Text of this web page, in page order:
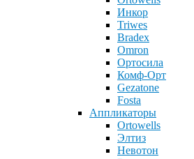
Инкор
Triwes
Bradex
Omron
Ортосила
Комф-Орт
Gezatone
Fosta
Аппликаторы
Ortowells
Элтиз
Невотон